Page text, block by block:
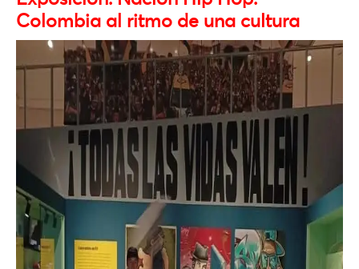
Colombia al ritmo de una cultura